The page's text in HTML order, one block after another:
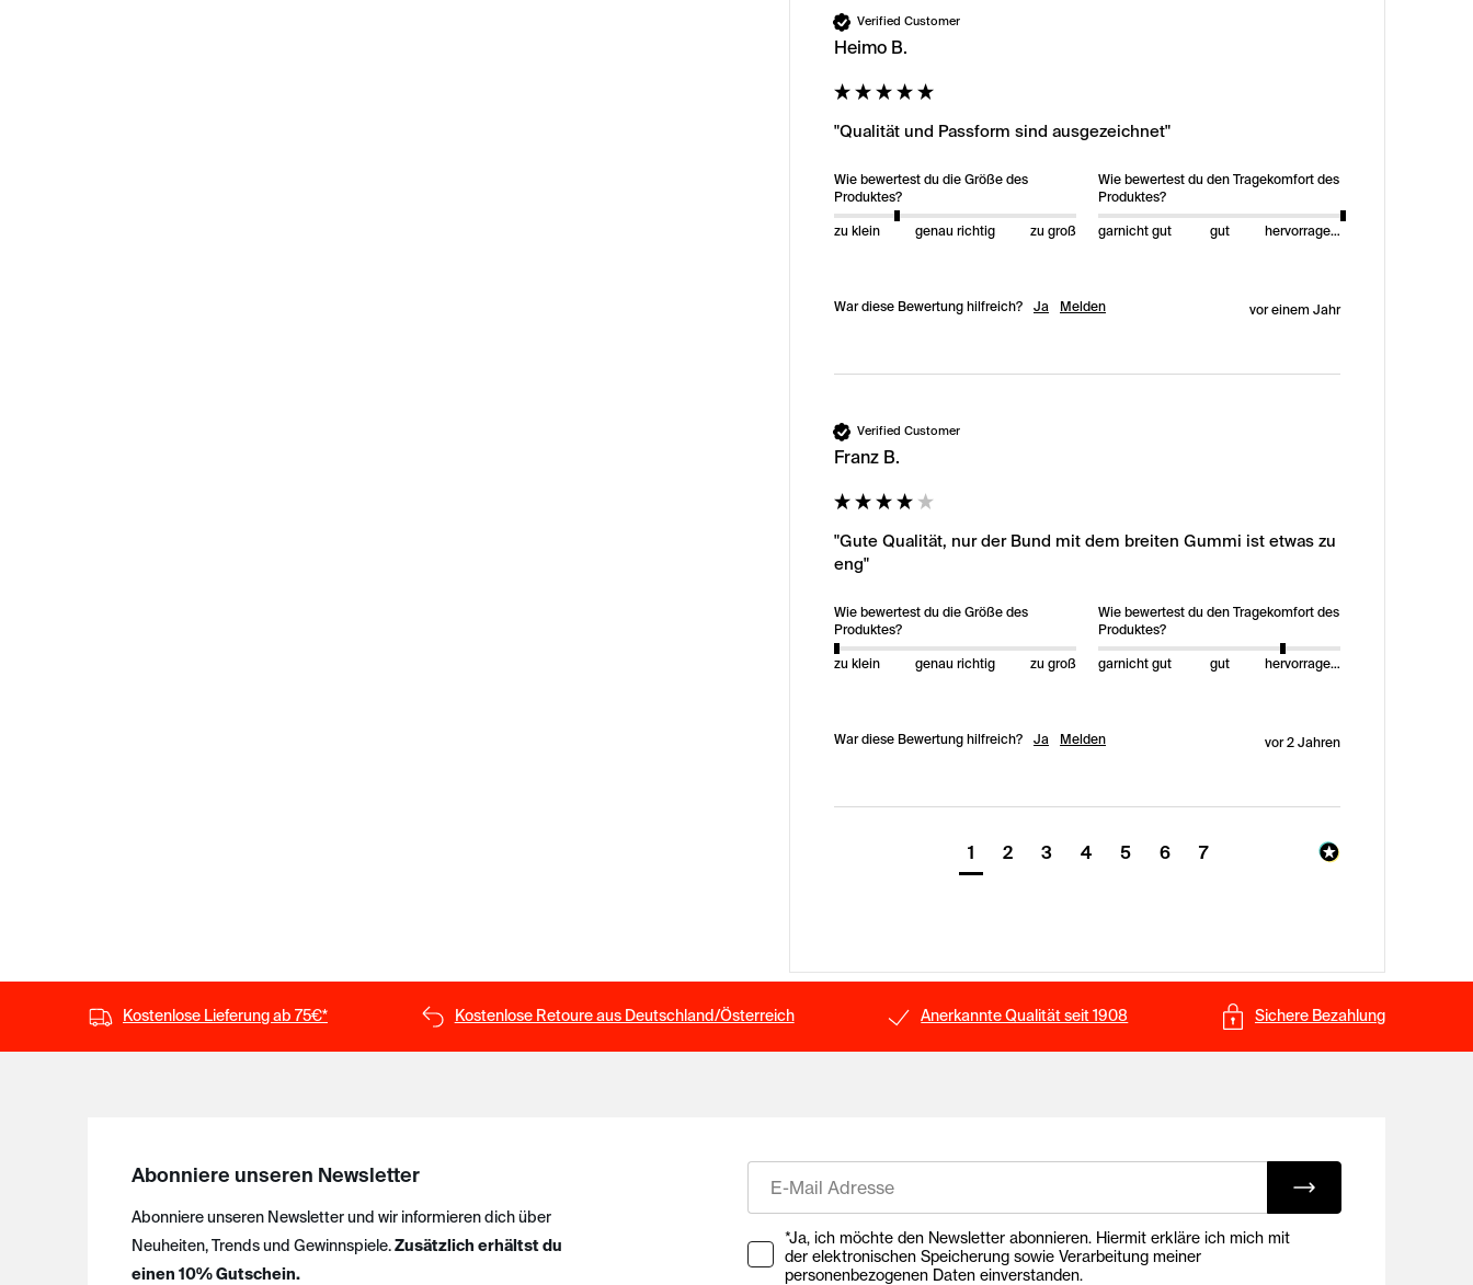
Verified Customer
Heimo B.
"Qualität und Passform sind ausgezeichnet"
Wie bewertest du die Größe des
Produktes?
zu klein genau richtig zu groß
Wie bewertest du den Tragekomfort des
Produktes?
garnicht gut gut hervorragend
War diese Bewertung hilfreich? Ja Melden vor einem Jahr
Verified Customer
Franz B.
"Gute Qualität, nur der Bund mit dem breiten Gummi ist etwas zu
eng"
Wie bewertest du die Größe des
Produktes?
zu klein genau richtig zu groß
Wie bewertest du den Tragekomfort des
Produktes?
garnicht gut gut hervorragend
War diese Bewertung hilfreich? Ja Melden vor 2 Jahren
1 2 3 4 5 6 7
Kostenlose Lieferung ab 75€* Kostenlose Retoure aus Deutschland/Österreich Anerkannte Qualität seit 1908 Sichere Bezahlung
Abonniere unseren Newsletter
Abonniere unseren Newsletter und wir informieren dich über
Neuheiten, Trends und Gewinnspiele.Zusätzlich erhältst du
einen 10% Gutschein.
Ihre Zustimmung zu Marketing E-Mails
*Ja, ich möchte den Newsletter abonnieren. Hiermit erkläre ich mich mit
der elektronischen Speicherung sowie Verarbeitung meiner
personenbezogenen Daten einverstanden.